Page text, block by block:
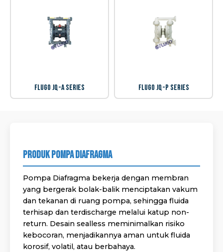
Flugo JQ-A Series Flugo JQ-P Series
Produk Pompa Diafragma
Pompa Diafragma bekerja dengan membran
yang bergerak bolak-balik menciptakan vakum
dan tekanan di ruang pompa, sehingga fluida
terhisap dan terdischarge melalui katup non-
return. Desain sealless meminimalkan risiko
kebocoran, menjadikannya aman untuk fluida
korosif, volatil, atau berbahaya.